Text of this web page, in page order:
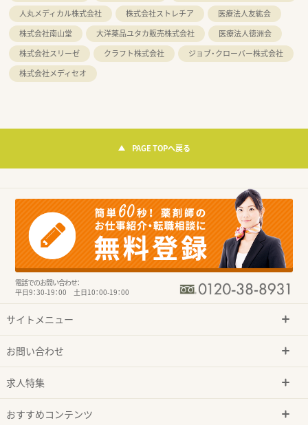
人丸メディカル株式会社
株式会社ストレチア
医療法人友紘会
株式会社南山堂
大洋薬品ユタカ販売株式会社
医療法人徳洲会
株式会社スリーゼ
クラフト株式会社
ジョブ・クローバー株式会社
株式会社メディセオ
PAGE TOPへ戻る
電話でのお問い合わせ：
平日9：30-19：00 土日10：00-19：00
サイトメニュー
お問い合わせ
求人特集
おすすめコンテンツ